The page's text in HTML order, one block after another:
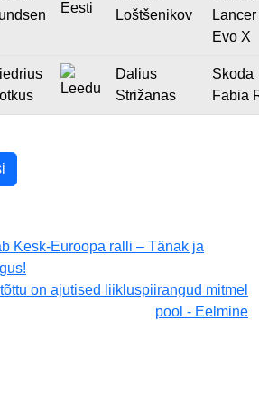
Loštšenikov
Lancer
Evo X
Dalius
Strižanas
Skoda
Fabia
Kesk-Euroopa ralli – Tänak ja
on ajutised liikluspiirangud mitmel
pool - Eelmine